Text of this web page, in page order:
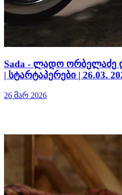
Sada - ლადო ორბელაძე
| სტარტაპერები | 26.03.
26 მარ 2026